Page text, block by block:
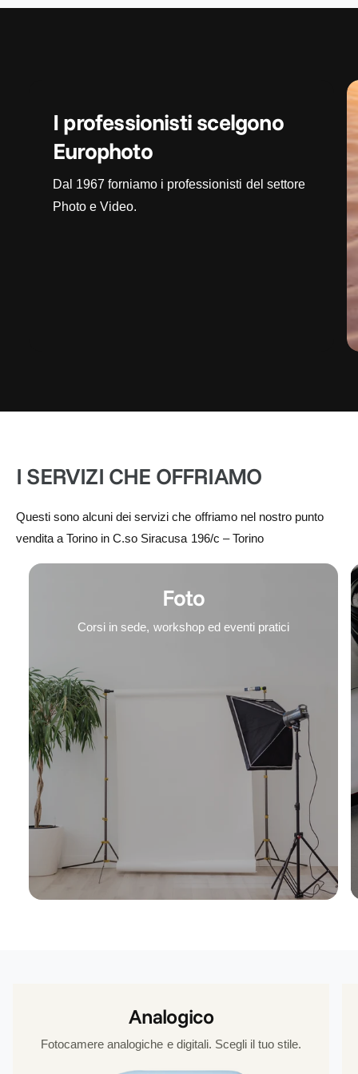
I professionisti scelgono
Europhoto
Dal 1967 forniamo i professionisti del settore
Photo e Video.
I SERVIZI CHE OFFRIAMO
Questi sono alcuni dei servizi che offriamo nel nostro punto
vendita a Torino in C.so Siracusa 196/c – Torino
Foto
Corsi in sede, workshop ed eventi pratici
Analogico
Fotocamere analogiche e digitali. Scegli il tuo stile.